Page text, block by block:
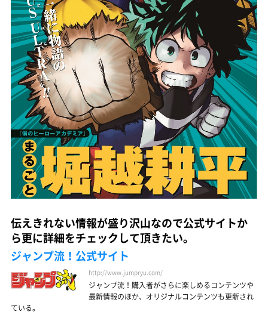
伝えきれない情報が盛り沢山なので公式サイトか
ら更に詳細をチェックして頂きたい。
ジャンプ流！公式サイト
http://www.jumpryu.com/
ジャンプ流！購入者がさらに楽しめるコンテンツや
最新情報のほか、オリジナルコンテンツも更新され
ている。